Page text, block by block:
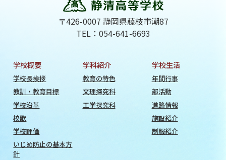
〒426-0007 静岡県藤枝市潮87
TEL：054-641-6693
学校概要
学校長挨拶
教訓・教育目標
学校沿革
校歌
学校評価
いじめ防止の基本方
針
学科紹介
教育の特色
文理探究科
工学探究科
学校生活
年間行事
部活動
進路情報
施設紹介
制服紹介